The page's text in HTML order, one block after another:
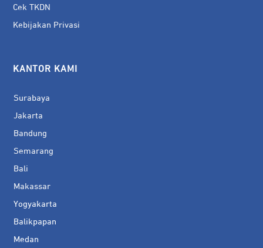
Cek TKDN
Kebijakan Privasi
KANTOR KAMI
Surabaya
Jakarta
Bandung
Semarang
Bali
Makassar
Yogyakarta
Balikpapan
Medan